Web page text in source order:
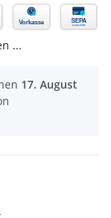
...
17. August